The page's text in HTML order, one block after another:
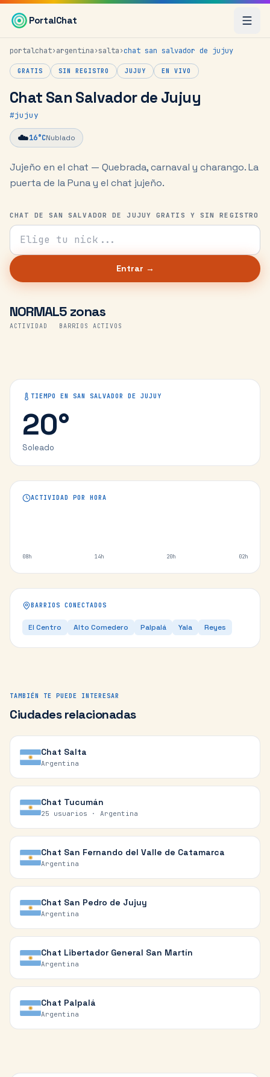
Saltar al contenido principal
PortalChat
portalchat›argentina›salta›chat san salvador de jujuy
GRATIS SIN REGISTRO JUJUY EN VIVO
Chat San Salvador de Jujuy
#jujuy
☁️16°CNublado
Jujeño en el chat — Quebrada, carnaval y charango.La
puerta de la Puna y el chat jujeño.
CHAT DE SAN SALVADOR DE JUJUY GRATIS Y SIN REGISTRO
Tu nick para el chat
Entrar →
NORMAL
ACTIVIDAD
5 zonas
BARRIOS ACTIVOS
TIEMPO EN SAN SALVADOR DE JUJUY
20°
Soleado
ACTIVIDAD POR HORA
08h 14h 20h 02h
BARRIOS CONECTADOS
El Centro Alto Comedero Palpalá Yala Reyes
TAMBIÉN TE PUEDE INTERESAR
Ciudades relacionadas
Chat Salta
Argentina
Chat Tucumán
25 usuarios · Argentina
Chat San Fernando del Valle de Catamarca
Argentina
Chat San Pedro de Jujuy
Argentina
Chat Libertador General San Martín
Argentina
Chat Palpalá
Argentina